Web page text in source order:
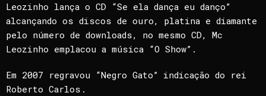
Leozinho lança o CD “Se ela dança eu danço”
alcançando os discos de ouro, platina e diamante
pelo número de downloads, no mesmo CD, Mc
Leozinho emplacou a música “O Show”.
Em 2007 regravou “Negro Gato” indicação do rei
Roberto Carlos.